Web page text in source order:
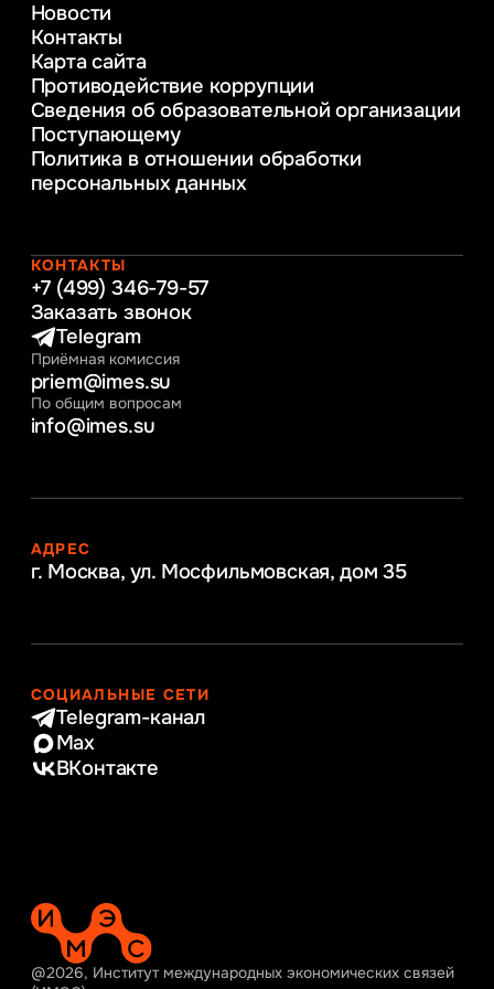
Веб-дизайн
Управление инновационным развитием
предприятия
Уголовное право
Информационные технологии в бизнесе
Информационное и программное
обеспечение бизнес процессов
Управление человеческими ресурсами
Интернет-маркетинг
Новости
Контакты
Карта сайта
Противодействие коррупции
Сведения об образовательной организации
Поступающему
Политика в отношении обработки
персональных данных
КОНТАКТЫ
+7 (499) 346-79-57
Заказать звонок
Telegram
Приёмная комиссия
priem@imes.su
По общим вопросам
info@imes.su
АДРЕС
г. Москва, ул. Мосфильмовская, дом 35
СОЦИАЛЬНЫЕ СЕТИ
Telegram-канал
Max
ВКонтакте
@2026, Институт международных экономических связей